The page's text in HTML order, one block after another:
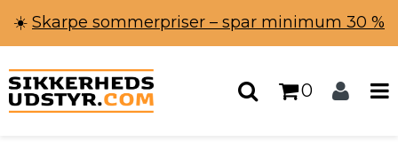
☀️ Skarpe sommerpriser – spar minimum 30 %
0